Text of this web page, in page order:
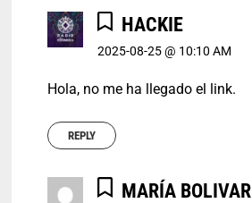
HACKIE
2025-08-25 @ 10:10 AM
Hola, no me ha llegado el link.
REPLY
MARÍA BOLIVAR